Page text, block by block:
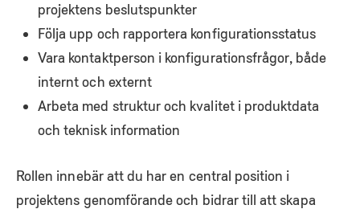
projektens beslutspunkter
Följa upp och rapportera konfigurationsstatus
Vara kontaktperson i konfigurationsfrågor, både
internt och externt
Arbeta med struktur och kvalitet i produktdata
och teknisk information
Rollen innebär att du har en central position i
projektens genomförande och bidrar till att skapa